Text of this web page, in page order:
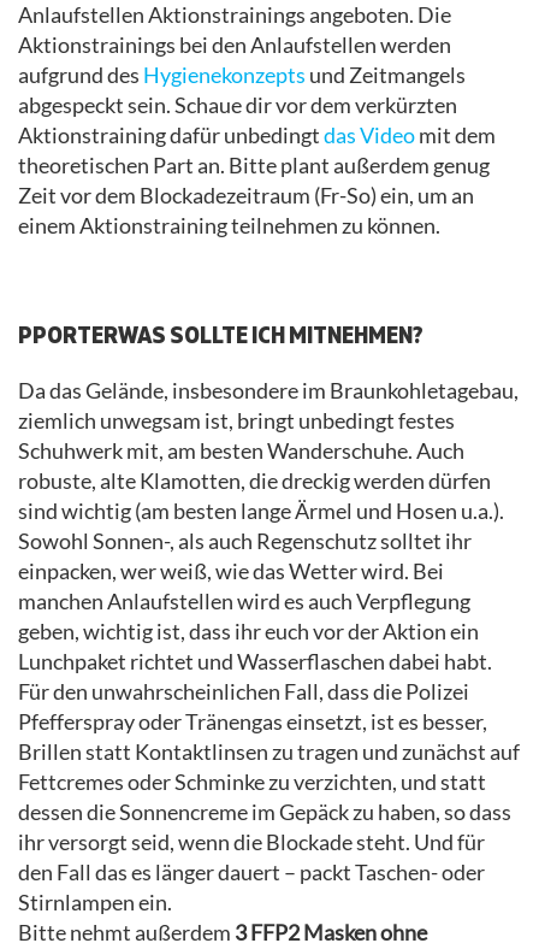
Anlaufstellen Aktionstrainings angeboten. Die
Aktionstrainings bei den Anlaufstellen werden
aufgrund des Hygienekonzepts und Zeitmangels
abgespeckt sein. Schaue dir vor dem verkürzten
Aktionstraining dafür unbedingtdas Videomit dem
theoretischen Part an. Bitte plant außerdem genug
Zeit vor dem Blockadezeitraum (Fr-So) ein, um an
einem Aktionstraining teilnehmen zu können.
PPORTERWAS SOLLTE ICH MITNEHMEN?
Da das Gelände, insbesondere im Braunkohletagebau,
ziemlich unwegsam ist, bringt unbedingt festes
Schuhwerk mit, am besten Wanderschuhe. Auch
robuste, alte Klamotten, die dreckig werden dürfen
sind wichtig (am besten lange Ärmel und Hosen u.a.).
Sowohl Sonnen-, als auch Regenschutz solltet ihr
einpacken, wer weiß, wie das Wetter wird. Bei
manchen Anlaufstellen wird es auch Verpflegung
geben, wichtig ist, dass ihr euch vor der Aktion ein
Lunchpaket richtet und Wasserflaschen dabei habt.
Für den unwahrscheinlichen Fall, dass die Polizei
Pfefferspray oder Tränengas einsetzt, ist es besser,
Brillen statt Kontaktlinsen zu tragen und zunächst auf
Fettcremes oder Schminke zu verzichten, und statt
dessen die Sonnencreme im Gepäck zu haben, so dass
ihr versorgt seid, wenn die Blockade steht. Und für
den Fall das es länger dauert – packt Taschen- oder
Stirnlampen ein.
Bitte nehmt außerdem 3 FFP2 Masken ohne